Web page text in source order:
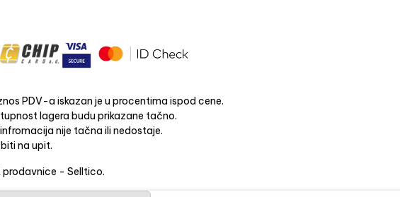
PDV-a iskazan je u procentima ispod cene.
lagera budu prikazane tačno.
nije tačna ili nedostaje.
na upit.
prodavnice - Selltico.